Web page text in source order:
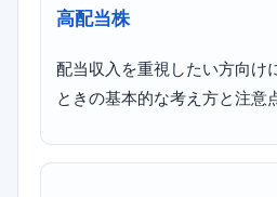
高配当株
配当収入を重視したい方向け
ときの基本的な考え方と注意